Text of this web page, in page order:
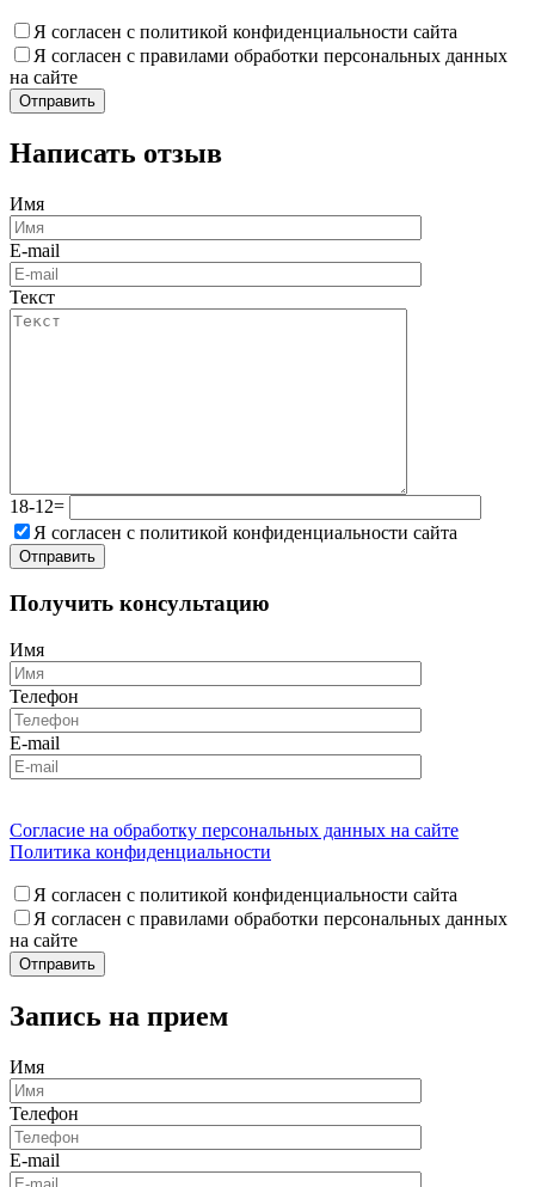
Я согласен с политикой конфиденциальности сайта
Я согласен с правилами обработки персональных данных
на сайте
Написать отзыв
Имя
E-mail
Текст
18-12=
Я согласен с политикой конфиденциальности сайта
Получить консультацию
Имя
Телефон
E-mail
Согласие на обработку персональных данных на сайте
Политика конфиденциальности
Я согласен с политикой конфиденциальности сайта
Я согласен с правилами обработки персональных данных
на сайте
Запись на прием
Имя
Телефон
E-mail